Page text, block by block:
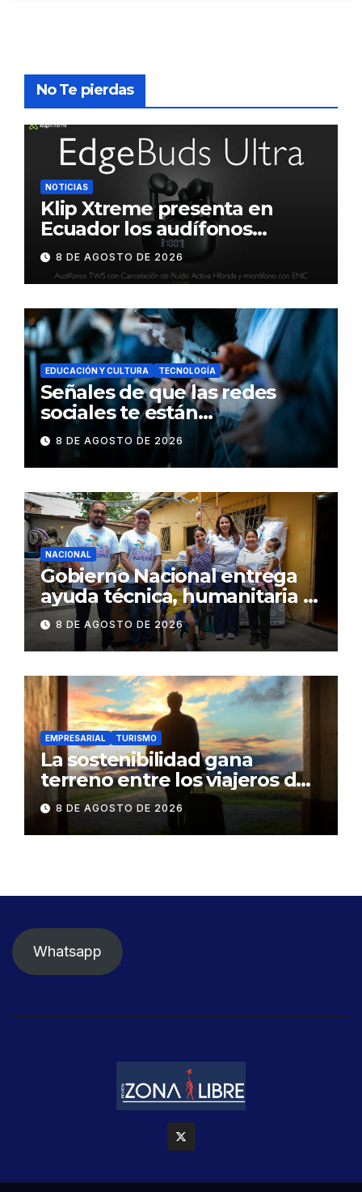
No Te pierdas
NOTICIAS
Klip Xtreme presenta en
Ecuador los audífonos
DynaBuds con sonido
inteligente y control táctil
8 DE AGOSTO DE 2026
EDUCACIÓN Y CULTURA TECNOLOGÍA
Señales de que las redes
sociales te están
consumiendo
8 DE AGOSTO DE 2026
NACIONAL
Gobierno Nacional entrega
ayuda técnica, humanitaria y
Bono Joaquín Gallegos Lara a
familia en situación de
vulnerabilidad
8 DE AGOSTO DE 2026
EMPRESARIAL TURISMO
La sostenibilidad gana
terreno entre los viajeros de
negocios
8 DE AGOSTO DE 2026
Whatsapp